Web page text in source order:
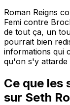
Roman Reigns
Femi contre
de tout ça, un
pourrait bien
informations qui
qu'on s'y attarde
Ce que les
sur Seth